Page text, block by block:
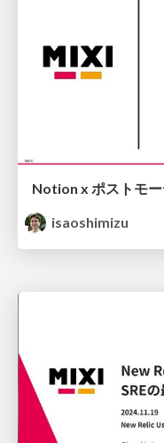
isaoshimizu